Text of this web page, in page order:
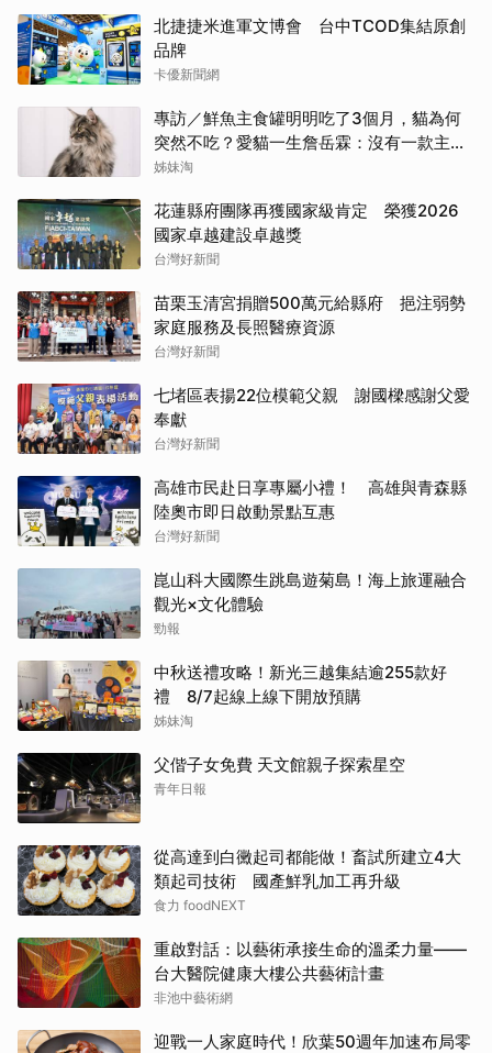
北捷捷米進軍文博會 台中TCOD集結原創
品牌
卡優新聞網
專訪／鮮魚主食罐明明吃了3個月，貓為何
突然不吃？愛貓一生詹岳霖：沒有一款主食
能保證牠永遠喜歡
姊妹淘
花蓮縣府團隊再獲國家級肯定 榮獲2026
國家卓越建設卓越獎
台灣好新聞
苗栗玉清宮捐贈500萬元給縣府 挹注弱勢
家庭服務及長照醫療資源
台灣好新聞
七堵區表揚22位模範父親 謝國樑感謝父愛
奉獻
台灣好新聞
高雄市民赴日享專屬小禮！ 高雄與青森縣
陸奧市即日啟動景點互惠
台灣好新聞
崑山科大國際生跳島遊菊島！海上旅運融合
觀光×文化體驗
勁報
中秋送禮攻略！新光三越集結逾255款好
禮 8/7起線上線下開放預購
姊妹淘
父偕子女免費 天文館親子探索星空
青年日報
從高達到白黴起司都能做！畜試所建立4大
類起司技術 國產鮮乳加工再升級
食力 foodNEXT
重啟對話：以藝術承接生命的溫柔力量——
台大醫院健康大樓公共藝術計畫
非池中藝術網
迎戰一人家庭時代！欣葉50週年加速布局零